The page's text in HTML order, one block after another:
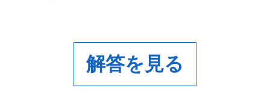
解答を見る